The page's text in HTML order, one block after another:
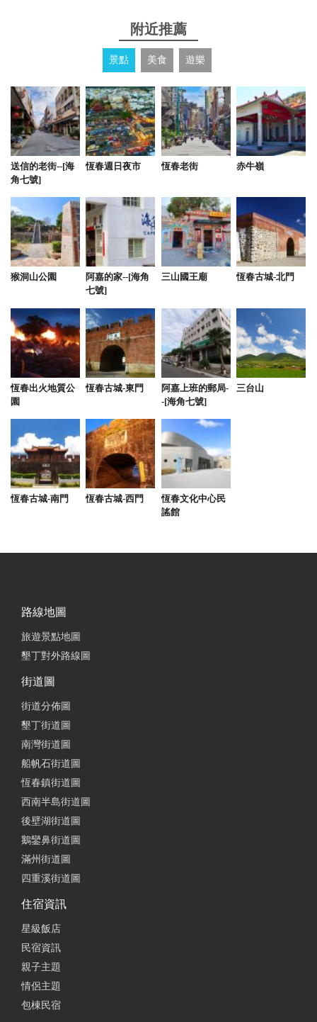
民宿老闆娘經營得非常用心，設備齊全，床跟枕頭都
很好睡
from google
民宿設備應有盡有，唱歌、泳池、烤肉、咖啡機、電
動麻將桌…，處處都能感受到老闆娘的用心，環境非
常乾淨，必須大推
from google
2024-05-06 10:59:04
老闆娘真的是非常讚
from google
2024-04-03 18:18:08
我是4/1-3的住客 老闆娘非常的親切 耐心教學咖啡
機、電麻的使用方法 房間及各設施都很棒 下次還會
想再來住一次
2023-12-12 18:05:30
的廚房設備及咖啡機。有機會會再回住，謝謝熱情的
款待
房子很乾淨 親子空間小孩都好喜歡 到訪時剛好遇到
超級強風還好水池有溫水 讓小孩玩到不想回家
非常棒的民宿，從房間的裝飾、清潔可以發現老闆娘
心思很細膩，民宿內設備很齊全，住進民宿有回家的
感覺！
附近推薦
景點 美食 遊樂
送信的老街--[海
角七號]
恆春週日夜市 恆春老街 赤牛嶺
猴洞山公園
阿嘉的家--[海角
七號]
三山國王廟 恆春古城-北門
恆春出火地質公
園
恆春古城-東門
阿嘉上班的郵局-
-[海角七號]
三台山
恆春古城-南門 恆春古城-西門
恆春文化中心民
謠館
路線地圖
旅遊景點地圖
墾丁對外路線圖
街道圖
街道分佈圖
墾丁街道圖
南灣街道圖
船帆石街道圖
恆春鎮街道圖
西南半島街道圖
後壁湖街道圖
鵝鑾鼻街道圖
滿州街道圖
四重溪街道圖
住宿資訊
星級飯店
民宿資訊
親子主題
情侶主題
包棟民宿